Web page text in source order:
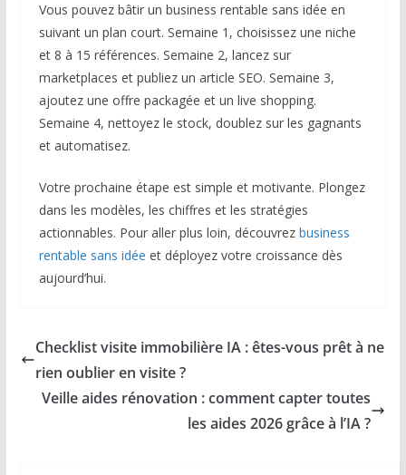
Vous pouvez bâtir un business rentable sans idée en
suivant un plan court. Semaine 1, choisissez une niche
et 8 à 15 références. Semaine 2, lancez sur
marketplaces et publiez un article SEO. Semaine 3,
ajoutez une offre packagée et un live shopping.
Semaine 4, nettoyez le stock, doublez sur les gagnants
et automatisez.
Votre prochaine étape est simple et motivante. Plongez
dans les modèles, les chiffres et les stratégies
actionnables. Pour aller plus loin, découvrez business
rentable sans idée et déployez votre croissance dès
aujourd’hui.
Checklist visite immobilière IA : êtes-vous prêt à ne
rien oublier en visite ?
Veille aides rénovation : comment capter toutes
les aides 2026 grâce à l’IA ?